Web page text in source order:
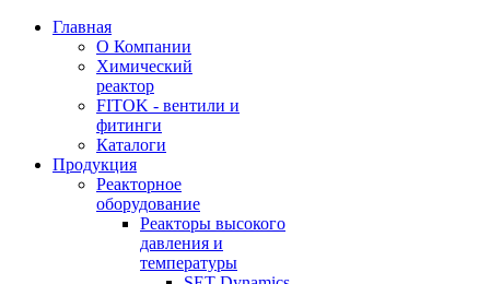
Главная
О Компании
Химический
реактор
FITOK - вентили и
фитинги
Каталоги
Продукция
Реакторное
оборудование
Реакторы высокого
давления и
температуры